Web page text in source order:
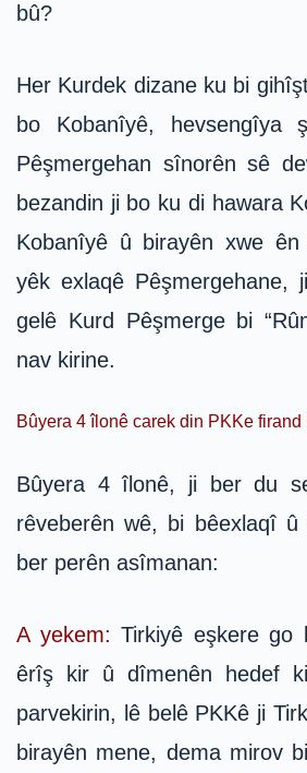
bû?
Her Kurdek dizane ku bi
bo Kobanîyê, hevsengîya
Pêşmergehan sînorên sê
bezandin ji bo ku di hawara
Kobanîyê û birayên xwe
yêk exlaqê Pêşmergehane,
gelê Kurd Pêşmerge bi
nav kirine.
Bûyera 4 îlonê carek din PKKe
Bûyera 4 îlonê, ji ber du
rêveberên wê, bi bêexlaqî û
ber perên asîmanan:
A yekem: Tirkiyê eşkere go
êrîş kir û dîmenên hedef
parvekirin, lê belê PKKê ji
birayên mene, dema mirov